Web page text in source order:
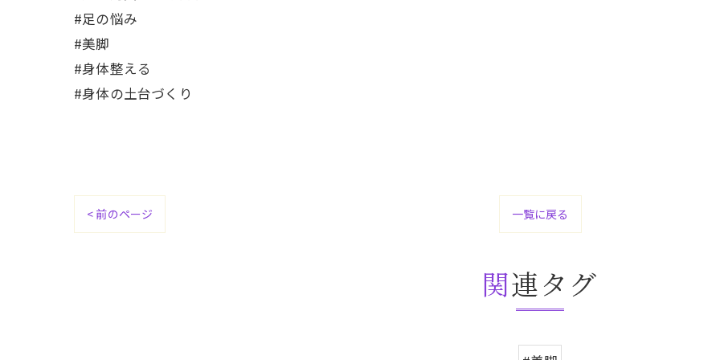
#足の悩み
#美脚
#身体整える
#身体の土台づくり
< 前のページ 一覧に戻る
関連タグ